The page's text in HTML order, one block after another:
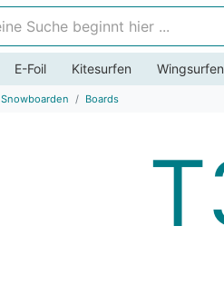
E-Foil Kitesurfen Wingsurfen
Snowboarden Boards